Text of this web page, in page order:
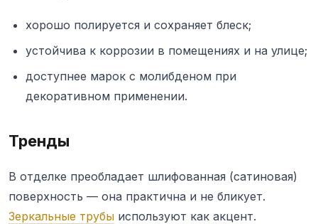
хорошо полируется и сохраняет блеск;
устойчива к коррозии в помещениях и на улице;
доступнее марок с молибденом при
декоративном применении.
Тренды
В отделке преобладает шлифованная (сатиновая)
поверхность — она практична и не бликует.
Зеркальные трубы используют как акцент.